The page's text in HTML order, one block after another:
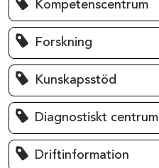
Kompetenscentrum
Forskning
Kunskapsstöd
Diagnostiskt centrum
Driftinformation